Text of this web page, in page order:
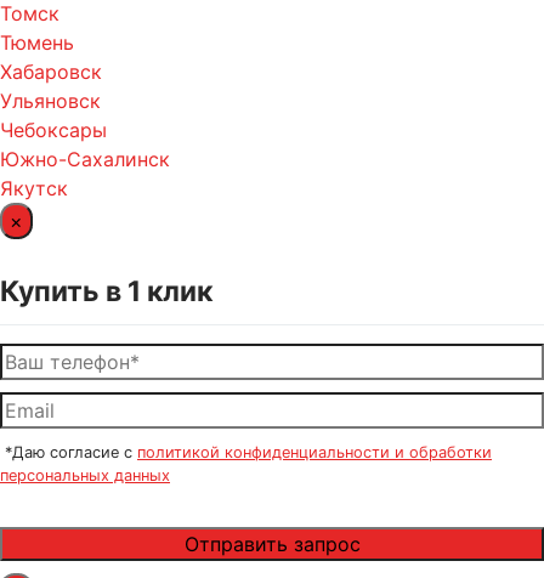
Томск
Тюмень
Хабаровск
Ульяновск
Чебоксары
Южно-Сахалинск
Якутск
×
Купить в 1 клик
*Даю согласие с политикой конфиденциальности и обработки
персональных данных